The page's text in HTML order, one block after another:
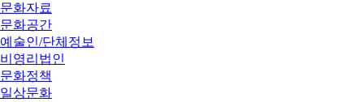
문화자료
문화공간
예술인/단체정보
비영리법인
문화정책
일상문화